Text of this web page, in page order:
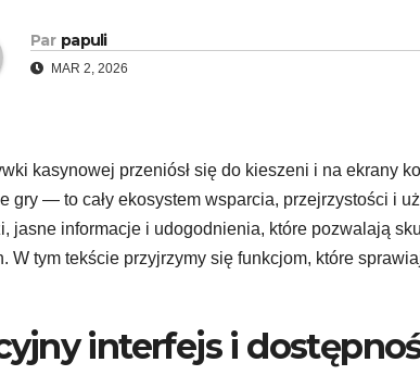
Par papuli
MAR 2, 2026
kasynowej przeniósł się do kieszeni i na ekrany
gry — to cały ekosystem wsparcia, przejrzystości i
jasne informacje i udogodnienia, które pozwalają
W tym tekście przyjrzymy się funkcjom, które
interfejs i